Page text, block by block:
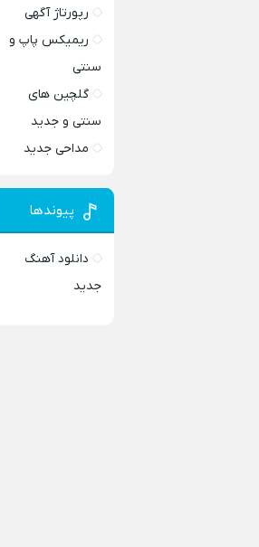
رپورتاژ آگهی
ریمیکس پاپ و
سنتی
گلچین های
سنتی و جدید
مداحی جدید
پیوندها
دانلود آهنگ
جدید